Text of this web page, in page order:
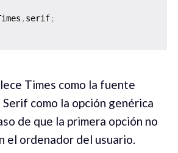
, serif;
Times como la fuente
como la opción genérica
de que la primera opción no
el ordenador del usuario.